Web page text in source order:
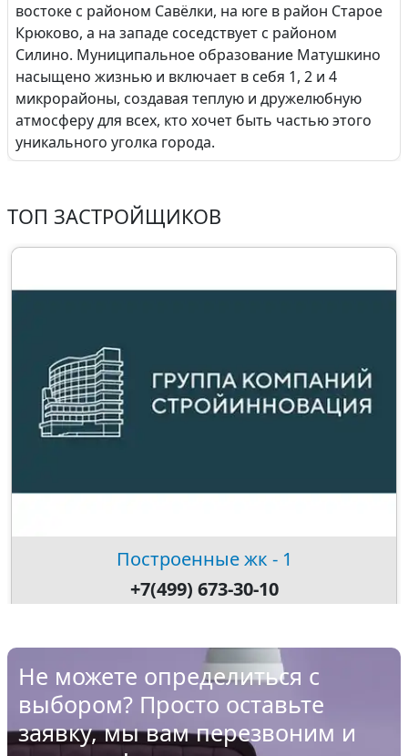
востоке с районом Савёлки, на юге в район Старое
Крюково, а на западе соседствует с районом
Силино. Муниципальное образование Матушкино
насыщено жизнью и включает в себя 1, 2 и 4
микрорайоны, создавая теплую и дружелюбную
атмосферу для всех, кто хочет быть частью этого
уникального уголка города.
ТОП ЗАСТРОЙЩИКОВ
Построенные жк - 1
+7(499) 673-30-10
Не можете определиться с
выбором? Просто оставьте
заявку, мы вам перезвоним и